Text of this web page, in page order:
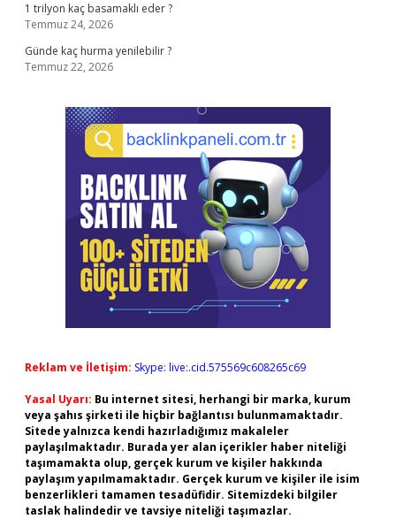
1 trilyon kaç basamaklı eder ?
Temmuz 24, 2026
Günde kaç hurma yenilebilir ?
Temmuz 22, 2026
Reklam ve İletişim: Skype: live:.cid.575569c608265c69
Yasal Uyarı: Bu internet sitesi, herhangi bir marka, kurum
veya şahıs şirketi ile hiçbir bağlantısı bulunmamaktadır.
Sitede yalnızca kendi hazırladığımız makaleler
paylaşılmaktadır. Burada yer alan içerikler haber niteliği
taşımamakta olup, gerçek kurum ve kişiler hakkında
paylaşım yapılmamaktadır. Gerçek kurum ve kişiler ile isim
benzerlikleri tamamen tesadüfidir. Sitemizdeki bilgiler
taslak halindedir ve tavsiye niteliği taşımazlar.